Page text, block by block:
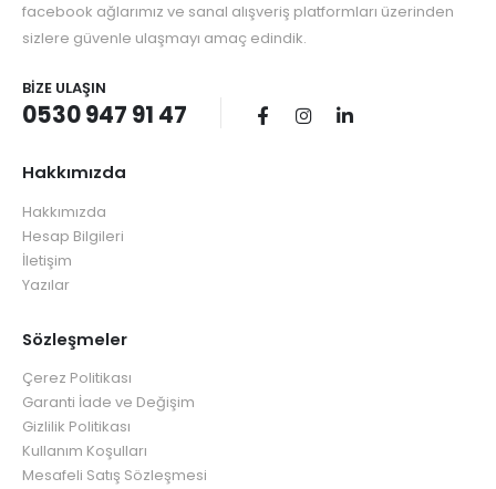
facebook ağlarımız ve sanal alışveriş platformları üzerinden
sizlere güvenle ulaşmayı amaç edindik.
BIZE ULAŞIN
0530 947 91 47
Hakkımızda
Hakkımızda
Hesap Bilgileri
İletişim
Yazılar
Sözleşmeler
Çerez Politikası
Garanti İade ve Değişim
Gizlilik Politikası
Kullanım Koşulları
Mesafeli Satış Sözleşmesi